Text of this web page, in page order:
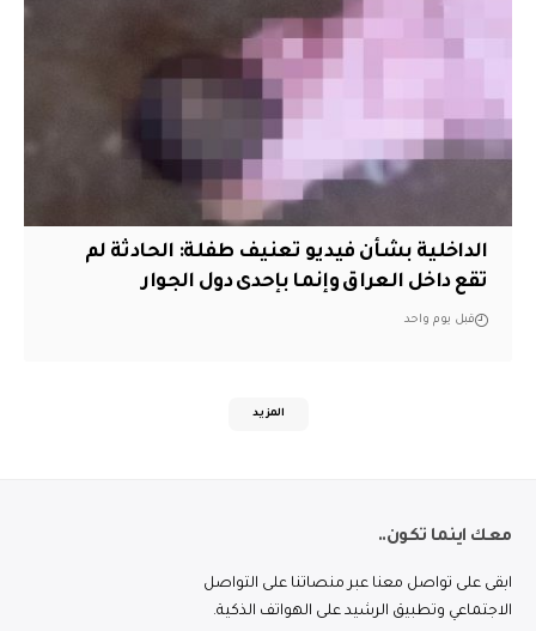
الداخلية بشأن فيديو تعنيف طفلة: الحادثة لم
تقع داخل العراق وإنما بإحدى دول الجوار
قبل يوم واحد
المزيد
معك اينما تكون..
ابقى على تواصل معنا عبر منصاتنا على التواصل
الاجتماعي وتطبيق الرشيد على الهواتف الذكية.